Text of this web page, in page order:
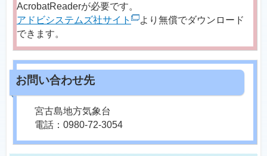
AcrobatReaderが必要です。
アドビシステムズ社サイト
より無償でダウンロード
できます。
宮古島地方気象台
電話：0980-72-3054